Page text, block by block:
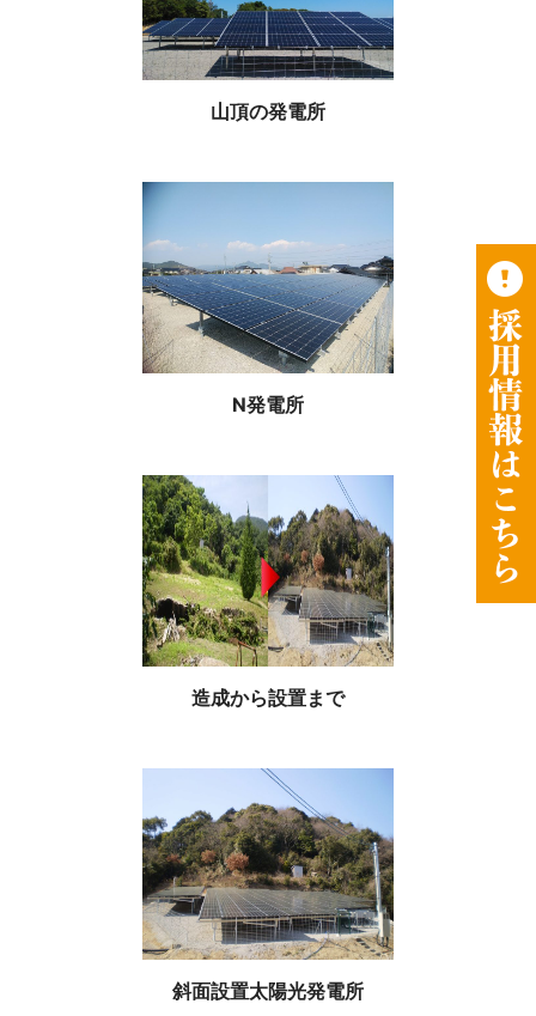
山頂の発電所
N発電所
造成から設置まで
斜面設置太陽光発電所